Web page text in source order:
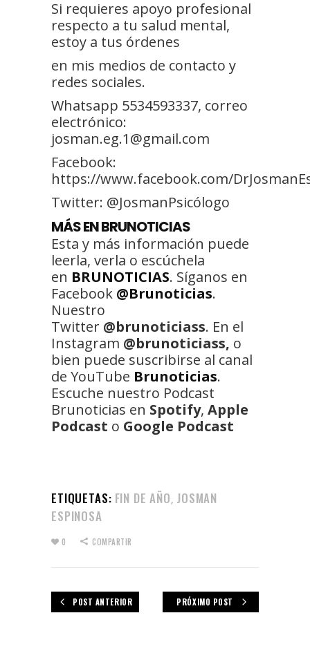
Si requieres apoyo profesional
respecto a tu salud mental,
estoy a tus órdenes
en mis medios de contacto y
redes sociales.
Whatsapp 5534593337, correo
electrónico:
josman.eg.1@gmail.com
Facebook:
https://www.facebook.com/
Twitter: @JosmanPsicólogo
MÁS EN BRUNOTICIAS
Esta y más información puede
leerla, verla o escúchela
en BRUNOTICIAS. Síganos en
Facebook @Brunoticias.
Nuestro
Twitter @brunoticiass. En el
Instagram @brunoticiass, o
bien puede suscribirse al canal
de YouTube Brunoticias.
Escuche nuestro Podcast
Brunoticias en Spotify, Apple
Podcast o Google Podcast
ETIQUETAS: FIN DE AÑO, JOSMAN
ESPINOSA
0 COMPARTIR
POST ANTERIOR PRÓXIMO POST